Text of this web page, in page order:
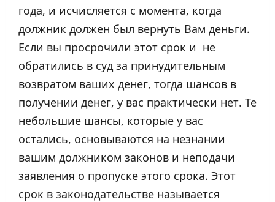
года, и исчисляется с момента, когда
должник должен был вернуть Вам деньги.
Если вы просрочили этот срок и не
обратились в суд за принудительным
возвратом ваших денег, тогда шансов в
получении денег, у вас практически нет. Те
небольшие шансы, которые у вас
остались, основываются на незнании
вашим должником законов и неподачи
заявления о пропуске этого срока. Этот
срок в законодательстве называется